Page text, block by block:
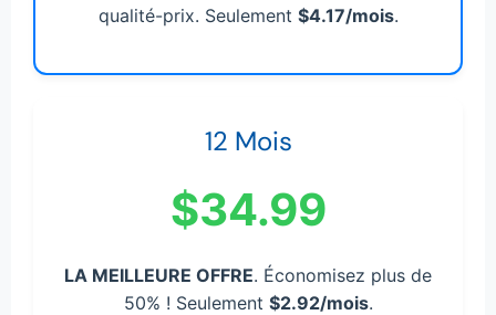
qualité-prix. Seulement $4.17/mois.
12 Mois
$34.99
LA MEILLEURE OFFRE. Économisez plus de
50% ! Seulement $2.92/mois.